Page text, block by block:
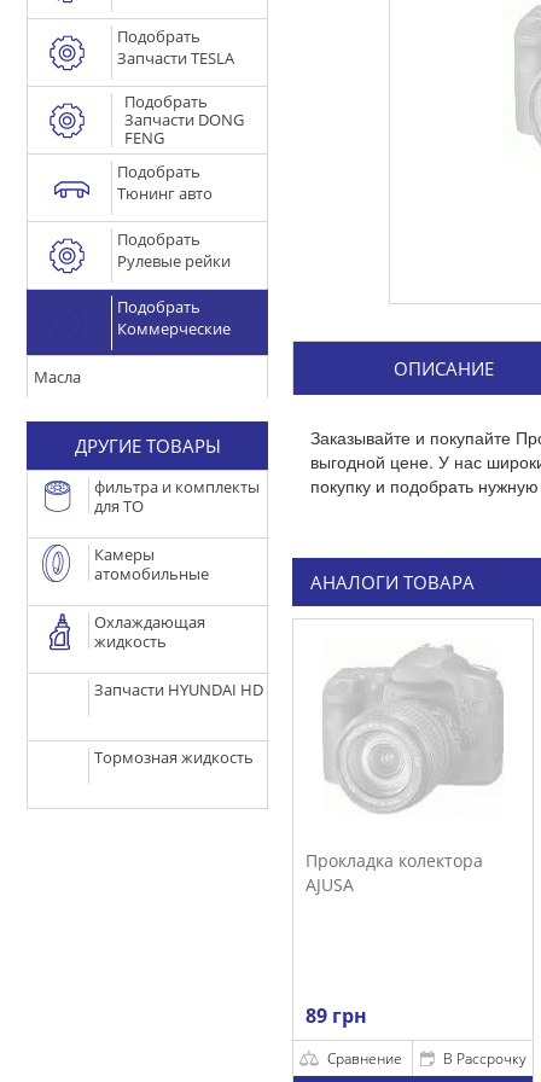
Подобрать
Запчасти TESLA
Подобрать
Запчасти DONG
FENG
Подобрать
Тюнинг авто
Подобрать
Рулевые рейки
Подобрать
Коммерческие
Масла
ДРУГИЕ ТОВАРЫ
фильтра и комплекты
для ТО
Камеры
атомобильные
Охлаждающая
жидкость
Запчасти HYUNDAI HD
Тормозная жидкость
ОПИСАНИЕ
Заказывайте и покупайте
выгодной цене. У нас
покупку и подобрать нужную
АНАЛОГИ ТОВАРА
Прокладка колектора
AJUSA
89 грн
Сравнение В Рассрочку